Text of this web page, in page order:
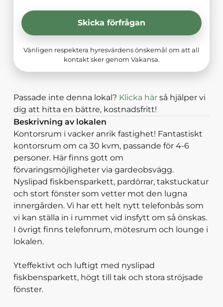
Skicka förfrågan
Vänligen respektera hyresvärdens önskemål om att all
kontakt sker genom Vakansa.
Passade inte denna lokal? Klicka här så hjälper vi
dig att hitta en bättre, kostnadsfritt!
Beskrivning av lokalen
Kontorsrum i vacker anrik fastighet! Fantastiskt
kontorsrum om ca 30 kvm, passande för 4-6
personer. Här finns gott om
förvaringsmöjligheter via gardeobsvägg.
Nyslipad fiskbensparkett, pardörrar, takstuckatur
och stort fönster som vetter mot den lugna
innergården. Vi har ett helt nytt telefonbås som
vi kan ställa in i rummet vid insfytt om så önskas.
I övrigt finns telefonrum, mötesrum och lounge i
lokalen.
Yteffektivt och luftigt med nyslipad
fiskbensparkett, högt till tak och stora ströjsade
fönster.